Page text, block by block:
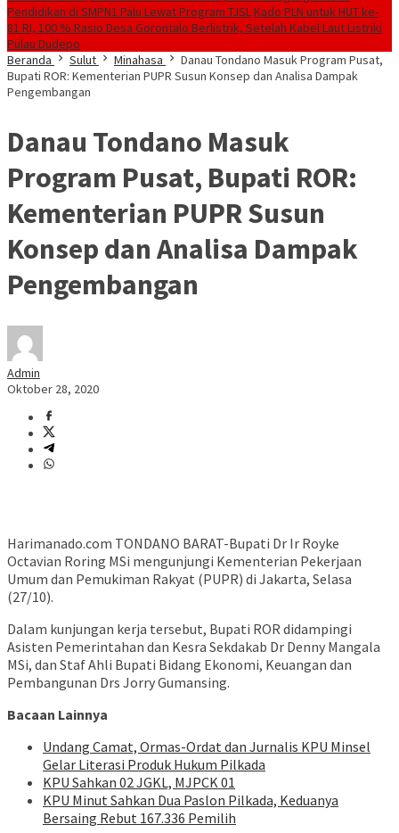
Pendidikan di SMPN1 Palu Lewat Program TJSLKado PLN untuk HUT ke-
81 RI, 100 % Rasio Desa Gorontalo Berlistrik, Setelah Kabel Laut Listriki
Pulau Dudepo
Beranda
Sulut Minahasa
Danau Tondano Masuk Program Pusat,
Bupati ROR: Kementerian PUPR Susun Konsep dan Analisa Dampak
Pengembangan
Danau Tondano Masuk
Program Pusat, Bupati ROR:
Kementerian PUPR Susun
Konsep dan Analisa Dampak
Pengembangan
Admin
Oktober 28, 2020
Harimanado.com TONDANO BARAT-Bupati Dr Ir Royke
Octavian Roring MSi mengunjungi Kementerian Pekerjaan
Umum dan Pemukiman Rakyat (PUPR) di Jakarta, Selasa
(27/10).
Dalam kunjungan kerja tersebut, Bupati ROR didampingi
Asisten Pemerintahan dan Kesra Sekdakab Dr Denny Mangala
MSi, dan Staf Ahli Bupati Bidang Ekonomi, Keuangan dan
Pembangunan Drs Jorry Gumansing.
Bacaan Lainnya
Undang Camat, Ormas-Ordat dan Jurnalis KPU Minsel
Gelar Literasi Produk Hukum Pilkada
KPU Sahkan 02 JGKL, MJPCK 01
KPU Minut Sahkan Dua Paslon Pilkada, Keduanya
Bersaing Rebut 167.336 Pemilih